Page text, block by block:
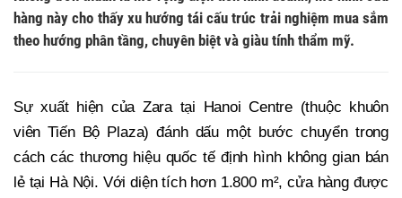
hàng này cho thấy xu hướng tái cấu trúc trải nghiệm mua sắm
theo hướng phân tầng, chuyên biệt và giàu tính thẩm mỹ.
Sự xuất hiện của Zara tại Hanoi Centre (thuộc khuôn
viên Tiến Bộ Plaza) đánh dấu một bước chuyển trong
cách các thương hiệu quốc tế định hình không gian bán
lẻ tại Hà Nội. Với diện tích hơn 1.800 m², cửa hàng được